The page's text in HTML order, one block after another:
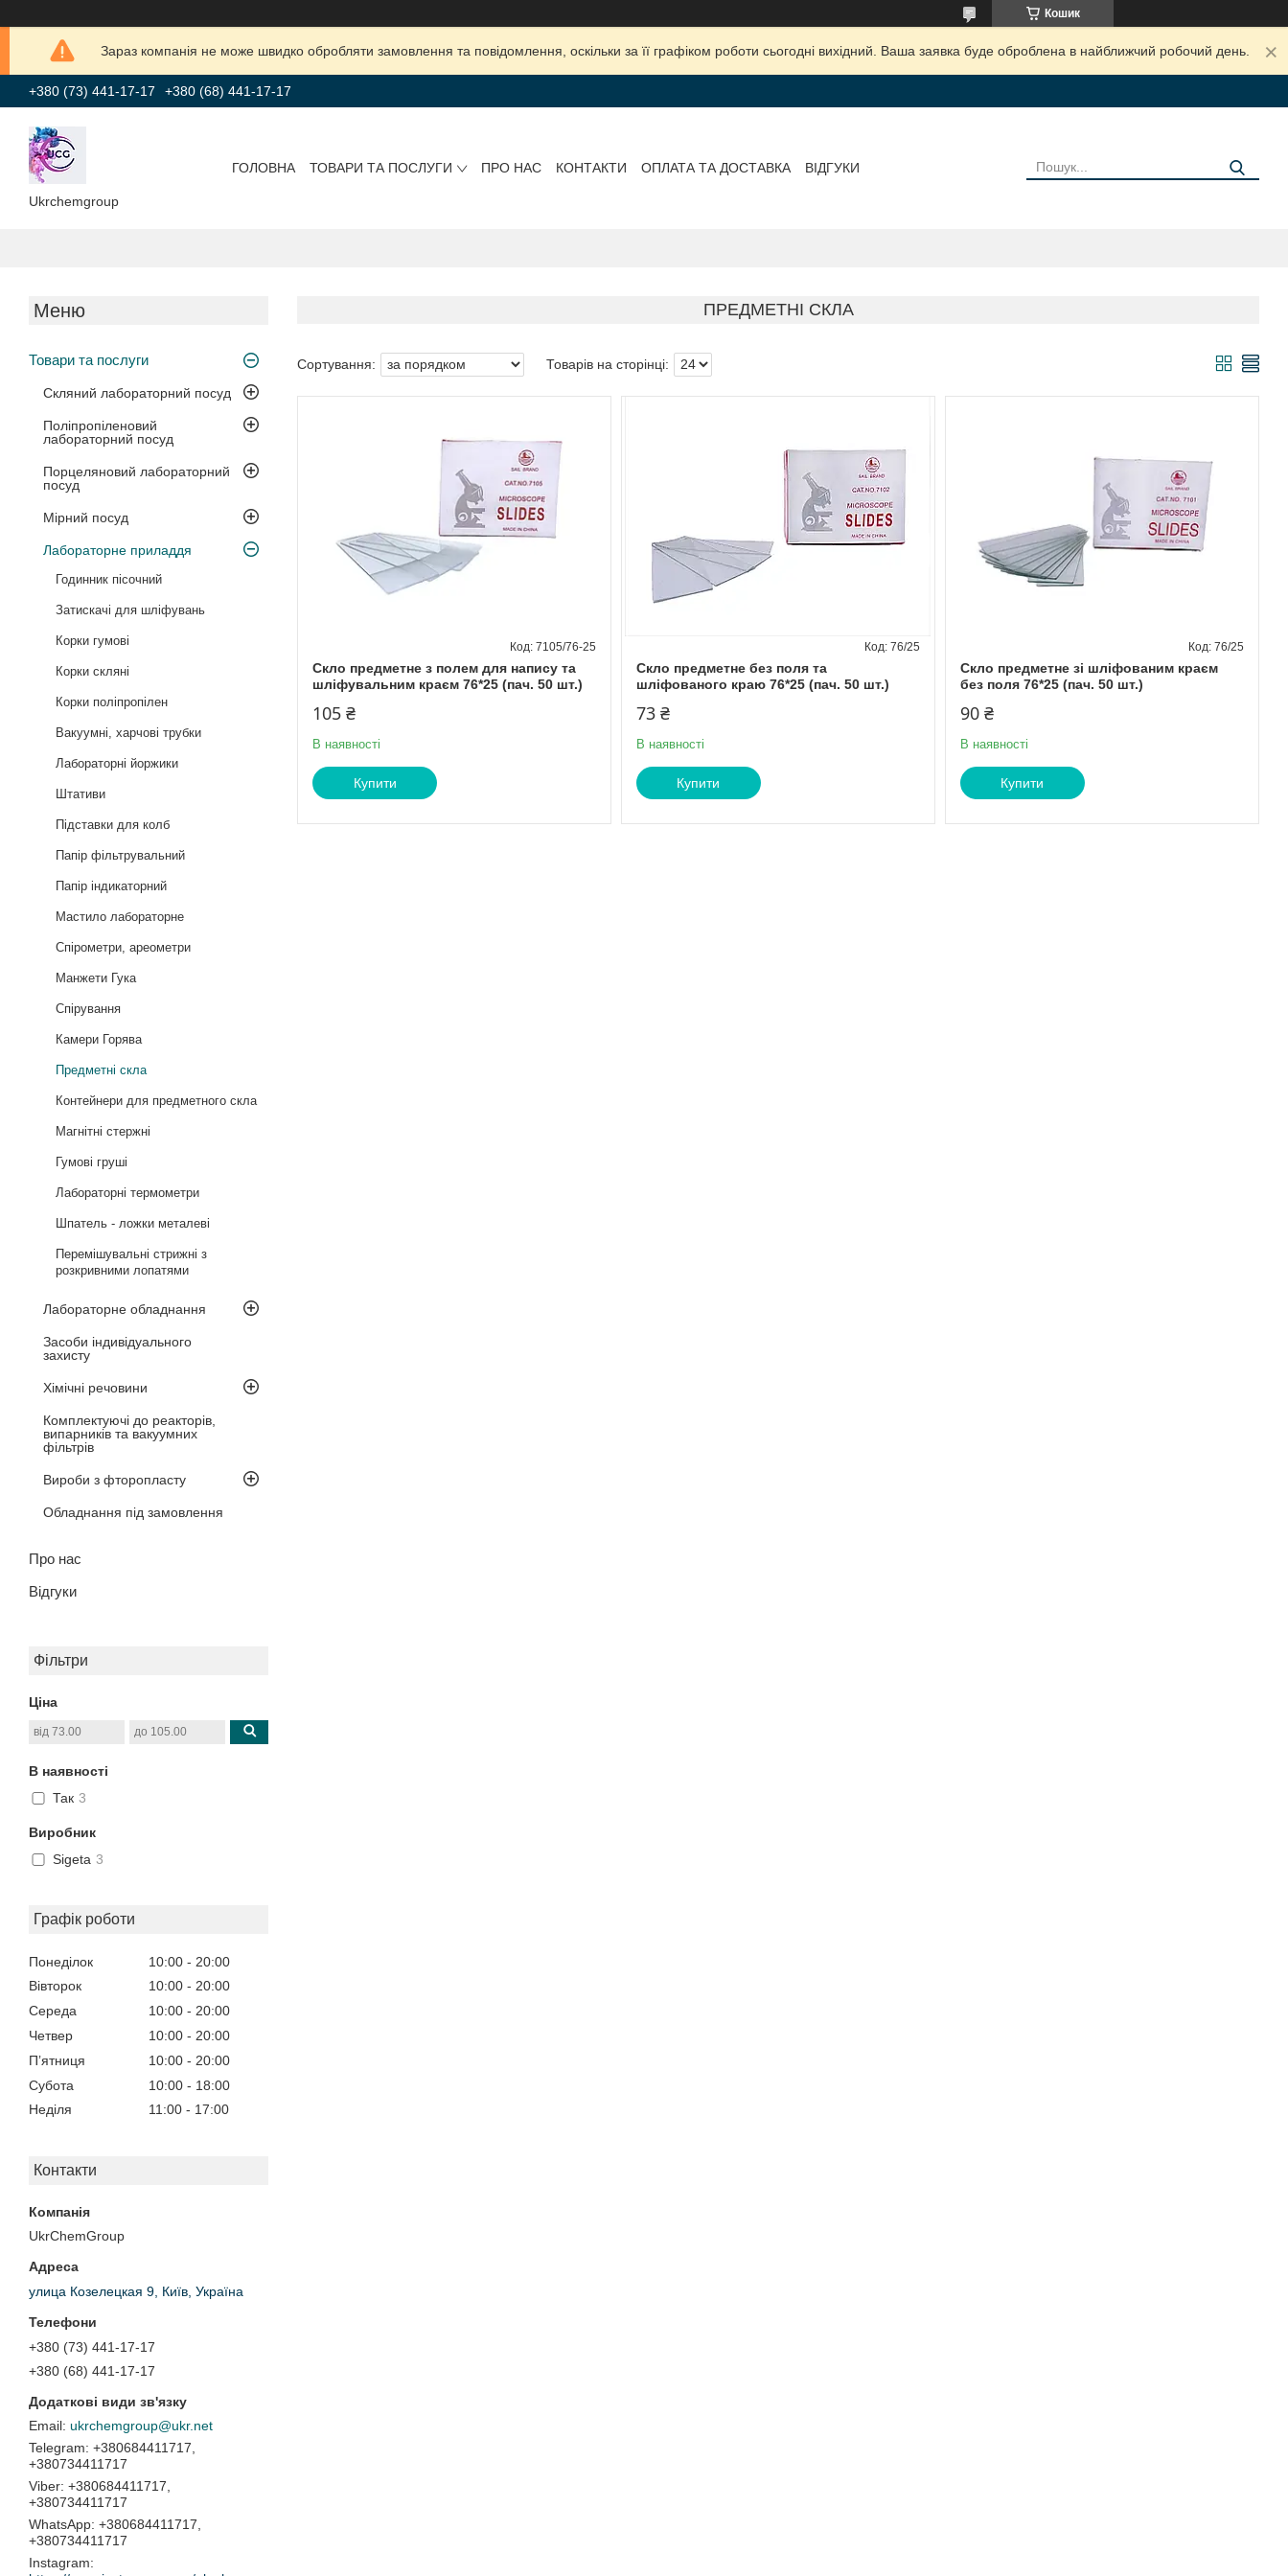
Кошик
Зараз компанія не може швидко обробляти замовлення та повідомлення, оскільки за її графіком роботи сьогодні вихідний. Ваша заявка буде оброблена в найближчий робочий день.
+380 (73) 441-17-17 +380 (68) 441-17-17
Ukrchemgroup
ГОЛОВНА ТОВАРИ ТА ПОСЛУГИ ПРО НАС КОНТАКТИ ОПЛАТА ТА ДОСТАВКА ВІДГУКИ
Товари та послуги
Скляний лабораторний посуд
Поліпропіленовий
лабораторний посуд
Порцеляновий лабораторний
посуд
Мірний посуд
Лабораторне приладдя
Годинник пісочний
Затискачі для шліфувань
Корки гумові
Корки скляні
Корки поліпропілен
Вакуумні, харчові трубки
Лабораторні йоржики
Штативи
Підставки для колб
Папір фільтрувальний
Папір індикаторний
Мастило лабораторне
Спірометри, ареометри
Манжети Гука
Спірування
Камери Горява
Предметні скла
Контейнери для предметного скла
Магнітні стержні
Гумові груші
Лабораторні термометри
Шпатель - ложки металеві
Перемішувальні стрижні з
розкривними лопатями
Лабораторне обладнання
Засоби індивідуального
захисту
Хімічні речовини
Комплектуючі до реакторів,
випарників та вакуумних
фільтрів
Вироби з фторопласту
Обладнання під замовлення
Про нас
Відгуки
Фільтри
Ціна
В наявності
Так 3
Виробник
Sigeta 3
Графік роботи
Понеділок 10:00
20:00
Вівторок
10:00
20:00
Середа
10:00
20:00
Четвер
10:00
20:00
Пʼятниця
10:00
20:00
Субота
10:00
18:00
Неділя
11:00 17:00
Контакти
UkrChemGroup
улица Козелецкая 9, Київ, Україна
+380 (73) 441-17-17
+380 (68) 441-17-17
ukrchemgroup@ukr.net
+380684411717,
+380734411717
+380684411717,
+380734411717
+380684411717,
+380734411717
Instagram
ПРЕДМЕТНІ СКЛА
Скло предметне з полем для напису та
шліфувальним краєм 76*25 (пач. 50 шт.)
7105/76-25
105 ₴
В наявності
Купити
Скло предметне без поля та
шліфованого краю 76*25 (пач. 50 шт.)
76/25
73 ₴
В наявності
Купити
Скло предметне зі шліфованим краєм
без поля 76*25 (пач. 50 шт.)
76/25
90 ₴
В наявності
Купити